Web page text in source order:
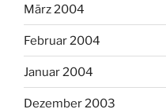
März 2004
Februar 2004
Januar 2004
Dezember 2003